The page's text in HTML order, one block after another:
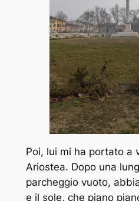
Poi, lui mi ha portato a
Ariostea. Dopo una
parcheggio vuoto,
e il sole, che piano